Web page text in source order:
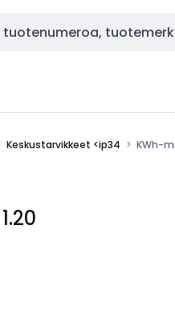
Keskustarvikkeet <ip34 KWh-